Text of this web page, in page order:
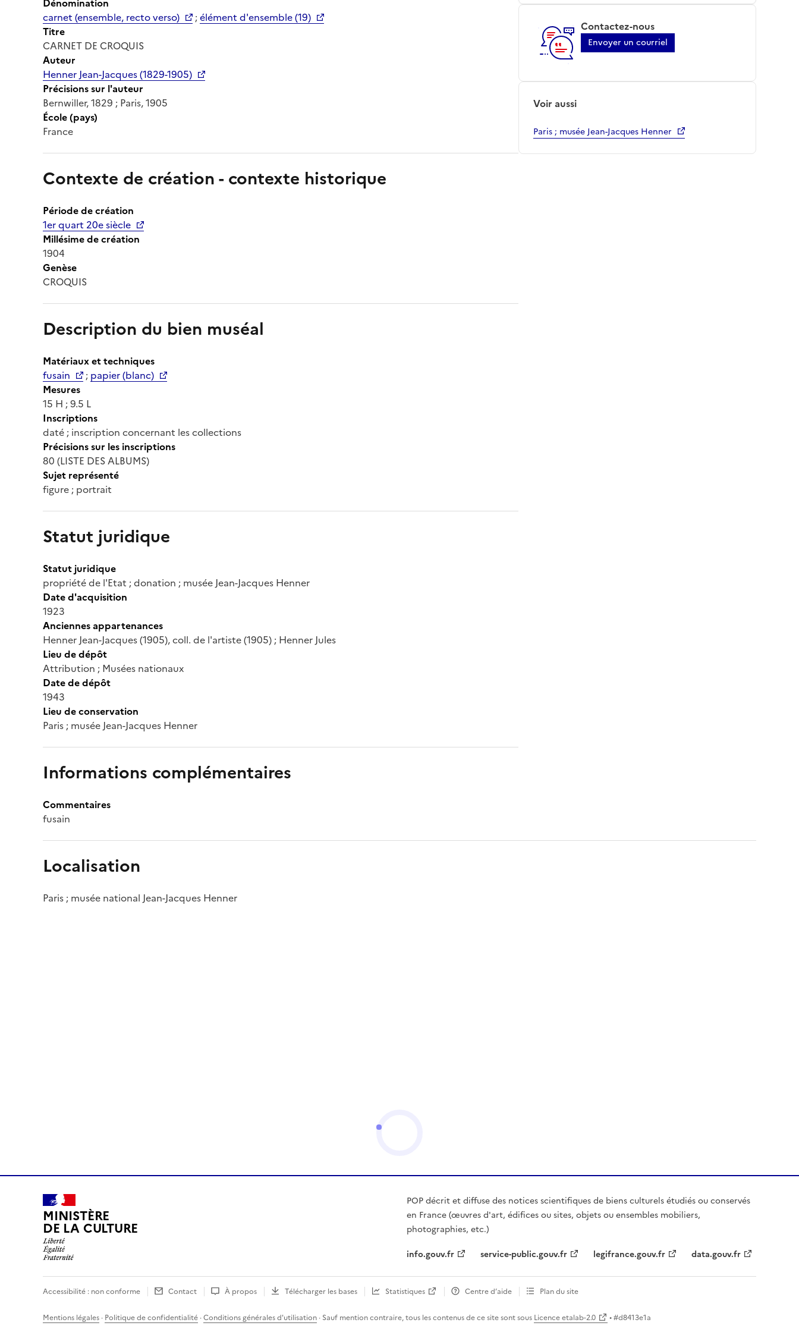
carnet (ensemble, recto verso)
;élément d'ensemble (19)
Titre
CARNET DE CROQUIS
Auteur
Henner Jean-Jacques (1829-1905)
Précisions sur l'auteur
Bernwiller, 1829 ; Paris, 1905
École (pays)
France
Contexte de création - contexte historique
Période de création
1er quart 20e siècle
Millésime de création
1904
Genèse
CROQUIS
Description du bien muséal
Matériaux et techniques
fusain
; papier (blanc)
Mesures
15 H ; 9.5 L
Inscriptions
daté ; inscription concernant les collections
Précisions sur les inscriptions
80 (LISTE DES ALBUMS)
Sujet représenté
figure ; portrait
Statut juridique
Statut juridique
propriété de l'Etat ; donation ; musée Jean-Jacques Henner
Date d'acquisition
1923
Anciennes appartenances
Henner Jean-Jacques (1905), coll. de l'artiste (1905) ; Henner Jules
Lieu de dépôt
Attribution ; Musées nationaux
Date de dépôt
1943
Lieu de conservation
Paris ; musée Jean-Jacques Henner
Informations complémentaires
Commentaires
fusain
Contactez-nous
Envoyer un courriel
Voir aussi
Paris ; musée Jean-Jacques Henner
Localisation
Paris ; musée national Jean-Jacques Henner
MINISTÈRE
DE LA CULTURE
POP décrit et diffuse des notices scientifiques de biens culturels étudiés ou conservés
en France (œuvres d'art, édifices ou sites, objets ou ensembles mobiliers,
photographies, etc.)
info.gouv.fr
service-public.gouv.fr legifrance.gouv.fr data.gouv.fr
Accessibilité : non conforme Contact À propos Télécharger les bases Statistiques Centre d’aide Plan du site
Mentions légales · Politique de confidentialité ·Conditions générales d'utilisation · Sauf mention contraire, tous les contenus de ce site sont sous Licence etalab-2.0 • #d8413e1a